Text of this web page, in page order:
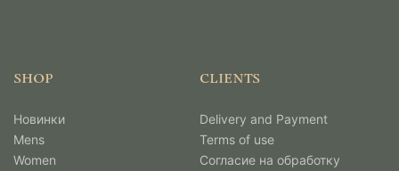
SHOP
Новинки
Mens
Women
CLIENTS
Delivery and Payment
Terms of use
Согласие на обработку